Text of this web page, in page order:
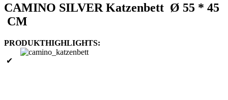
CAMINO SILVER Katzenbett Ø 55 * 45
CM
PRODUKTHIGHLIGHTS:
✔